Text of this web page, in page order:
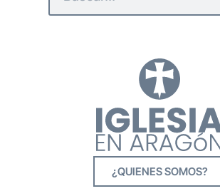
¿QUIENES SOMOS?